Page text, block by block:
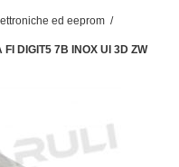
ed eeprom /
DIGIT5 7B INOX UI 3D ZW